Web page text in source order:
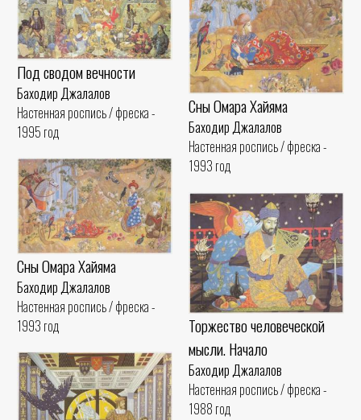
Под сводом вечности
Баходир Джалалов
Настенная роспись / фреска -
1995 год
Сны Омара Хайяма
Баходир Джалалов
Настенная роспись / фреска -
1993 год
Сны Омара Хайяма
Баходир Джалалов
Настенная роспись / фреска -
1993 год
Торжество человеческой
мысли. Начало
Баходир Джалалов
Настенная роспись / фреска -
1988 год